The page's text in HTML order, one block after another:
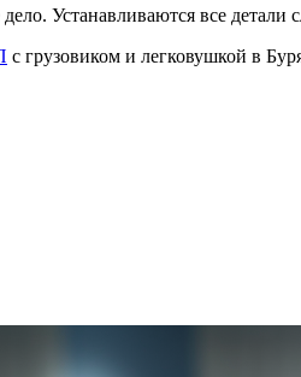
Устанавливаются все детали
с грузовиком и легковушкой в